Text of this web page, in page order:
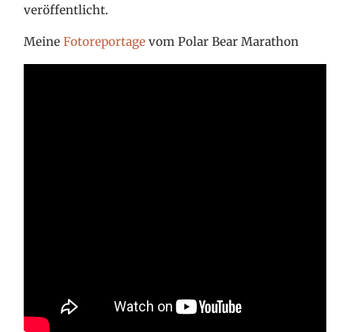
veröffentlicht.
MeineFotoreportage vom Polar Bear Marathon